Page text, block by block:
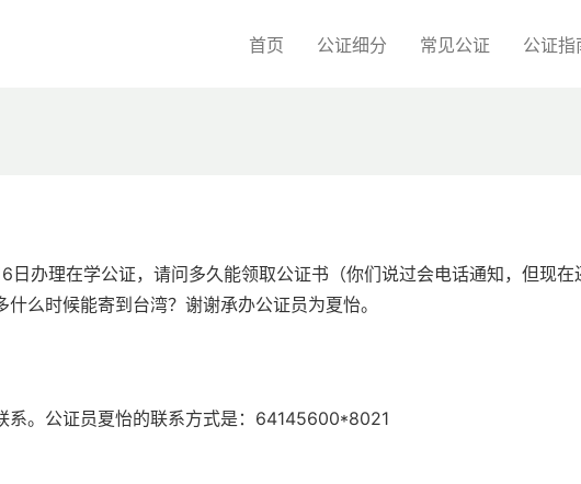
首页 公证细分 常见公证 公证指
日办理在学公证，请问多久能领取公证书（你们说过会电话通知，但现在
么时候能寄到台湾？谢谢承办公证员为夏怡。
系。公证员夏怡的联系方式是：64145600*8021